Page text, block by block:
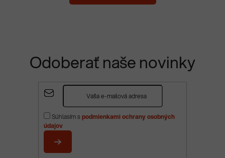
Odoberať naše novinky
Súhlasím spodmienkami ochrany osobných
údajov
PRIHLÁSIŤ